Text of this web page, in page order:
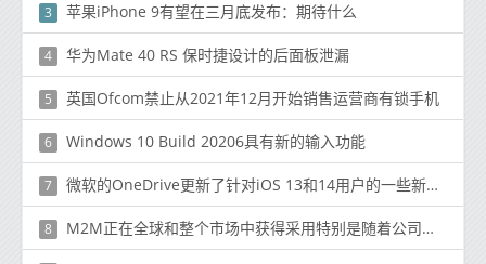
3 苹果iPhone 9有望在三月底发布：期待什么
4 华为Mate 40 RS 保时捷设计的后面板泄漏
5 英国Ofcom禁止从2021年12月开始销售运营商有锁手机
6 Windows 10 Build 20206具有新的输入功能
7 微软的OneDrive更新了针对iOS 13和14用户的一些新功能
8 M2M正在全球和整个市场中获得采用特别是随着公司将其重点从效率转移到机遇上